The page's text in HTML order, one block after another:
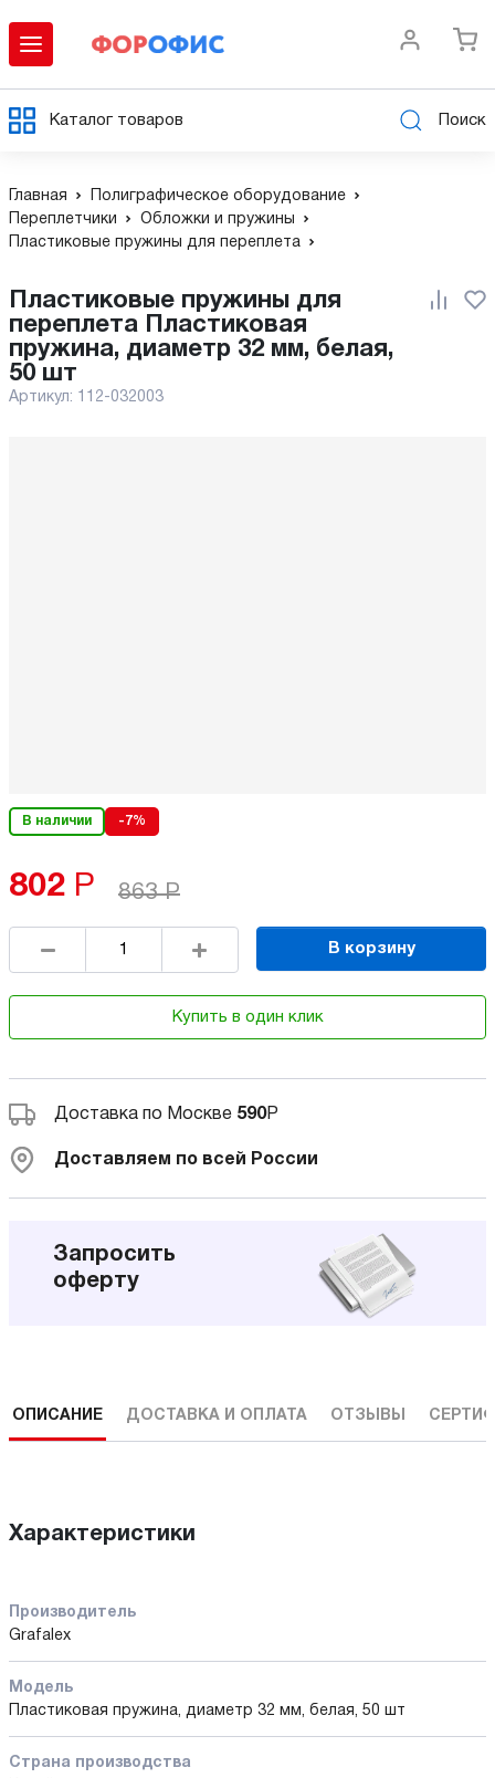
Каталог товаров Поиск
Главная
Полиграфическое оборудование
Переплетчики
Обложки и пружины
Пластиковые пружины для переплета
переплета Пластиковая
пружина, диаметр 32 мм, белая,
50 шт
Артикул: 112-032003
В наличии -7%
802 Р 863 Р
В корзину
Купить в один клик
Доставка по Москве 590Р
Доставляем по всей России
Запросить
оферту
ОПИСАНИЕ ДОСТАВКА И ОПЛАТА ОТЗЫВЫ
Характеристики
Производитель
Grafalex
Модель
Пластиковая пружина, диаметр 32 мм, белая, 50 шт
Страна производства